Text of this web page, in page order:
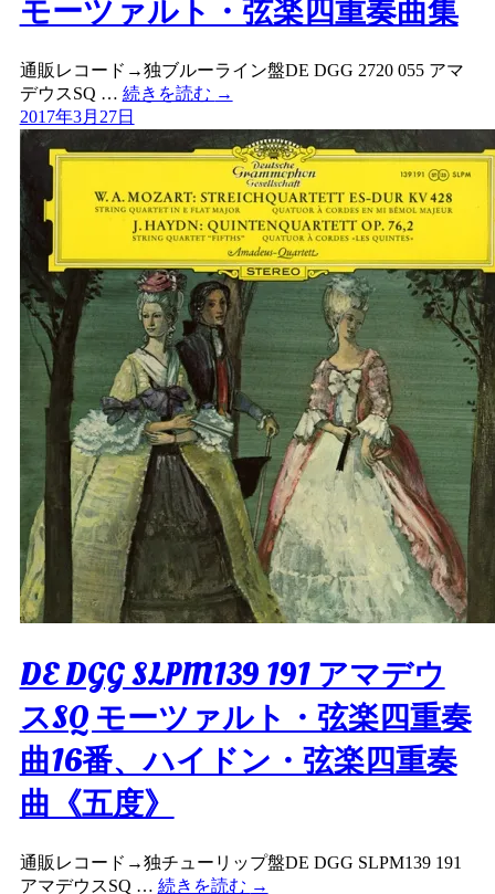
モーツァルト・弦楽四重奏曲集
通販レコード→独ブルーライン盤DE DGG 2720 055 アマ
デウスSQ … 続きを読む →
2017年3月27日
DE DGG SLPM139 191 アマデウ
スSQ モーツァルト・弦楽四重奏
曲16番、ハイドン・弦楽四重奏
曲《五度》
通販レコード→独チューリップ盤DE DGG SLPM139 191
アマデウスSQ … 続きを読む →